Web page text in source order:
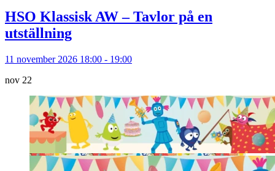
HSO Klassisk AW – Tavlor på en
utställning
11 november 2026 18:00 - 19:00
nov 22